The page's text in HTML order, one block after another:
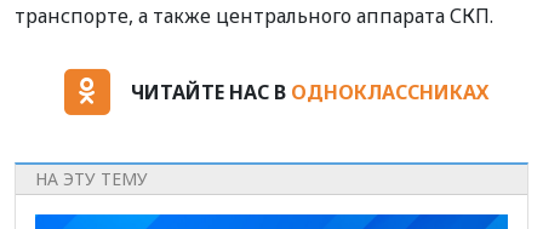
транспорте, а также центрального аппарата СКП.
ЧИТАЙТЕ НАС В ОДНОКЛАССНИКАХ
НА ЭТУ ТЕМУ